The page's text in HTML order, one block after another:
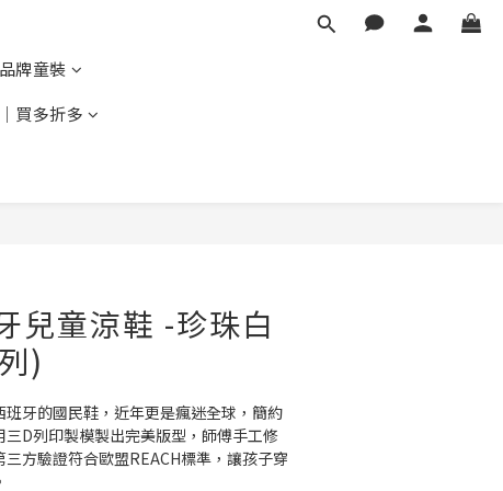
牌童裝
買多折多
兒童涼鞋 -珍珠白
)
牙的國民鞋，近年更是瘋迷全球，簡約
三D列印製模製出完美版型，師傅手工修
方驗證符合歐盟REACH標準，讓孩子穿